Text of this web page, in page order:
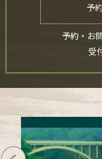
予
予約・お
受